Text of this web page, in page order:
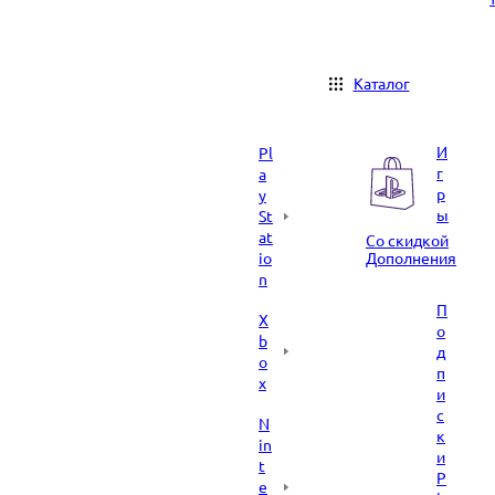
Каталог
Pl
a
y
St
at
io
n
X
b
o
x
N
in
t
e
И
г
р
ы
Со скидкой
Дополнения
П
о
д
п
и
с
к
и
P